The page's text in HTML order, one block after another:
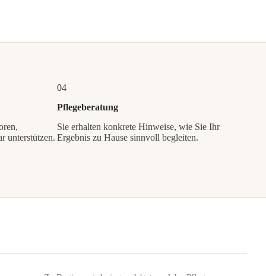
unterstützen.
04
Pflegeberatung
Sie erhalten konkrete Hinweise, wie Sie Ihr
Ergebnis zu Hause sinnvoll begleiten.